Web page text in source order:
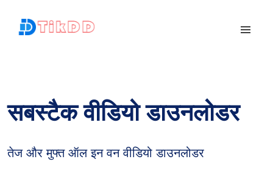
सबस्टैक वीडियो डाउनलोडर
तेज और मुफ्त ऑल इन वन वीडियो डाउनलोडर